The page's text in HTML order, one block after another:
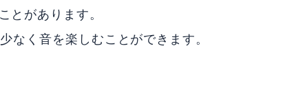
とがあります。
なく音を楽しむことができます。